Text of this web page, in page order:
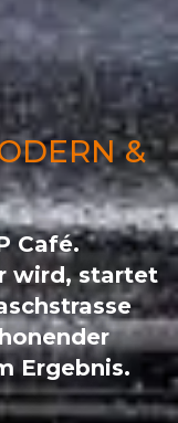
&
Café.
wird, startet
Ergebnis.